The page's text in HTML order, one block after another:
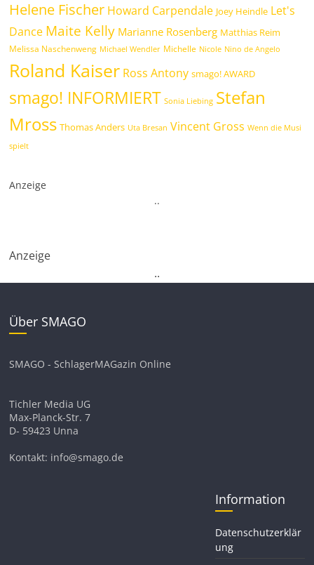
Helene Fischer Howard Carpendale Joey Heindle Let's
Dance Maite Kelly Marianne Rosenberg Matthias Reim
Melissa Naschenweng Michael Wendler Michelle Nicole Nino de Angelo
Roland Kaiser Ross Antony smago! AWARD
smago! INFORMIERT Sonia Liebing Stefan
Mross Thomas Anders Uta Bresan Vincent Gross Wenn die Musi
spielt
Anzeige
..
Anzeige
..
Über SMAGO
SMAGO - SchlagerMAGazin Online
Tichler Media UG
Max-Planck-Str. 7
D- 59423 Unna
Kontakt: info@smago.de
Information
Datenschutzerklär
ung